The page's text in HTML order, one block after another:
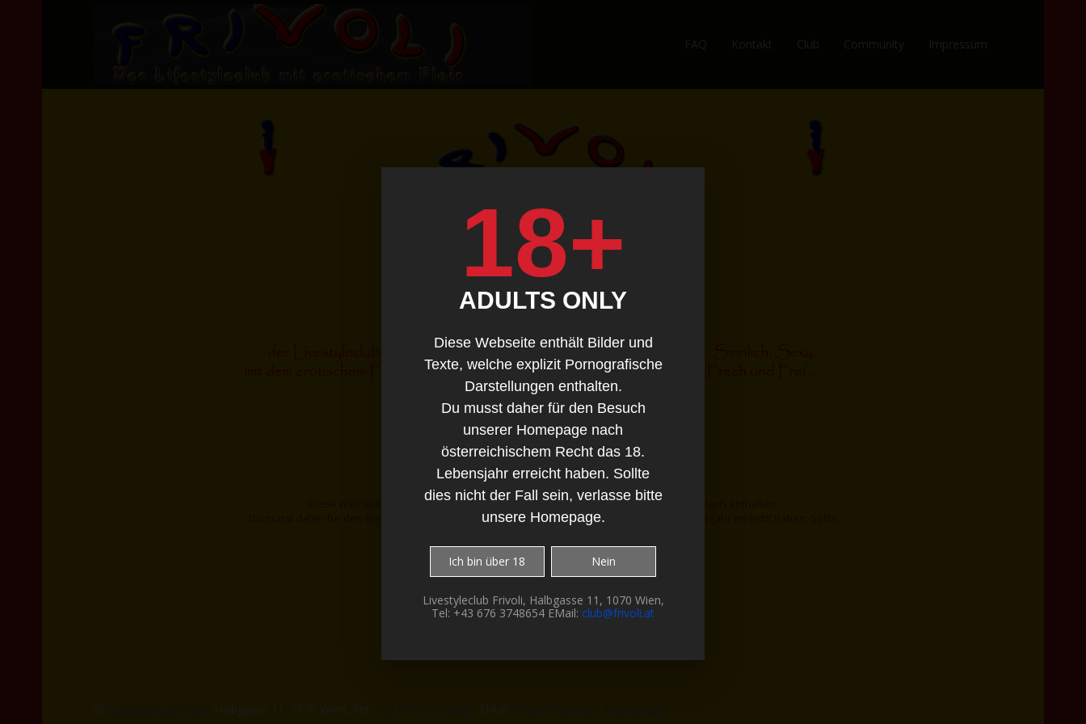
FAQ Kontakt Club Community Impressum
Diese Webseite enthält Bilder und Texte, welche explizit Pornografische Darstellungen enthalten.
Du musst daher für den Besuch unserer Homepage nach österreichischem Recht das 18. Lebensjahr erreicht haben. Sollte
© , Halbgasse 11, 1070 Wien, Tel: , EMail: -
18+
ADULTS ONLY
Diese Webseite enthält Bilder und
Texte, welche explizit Pornografische
Darstellungen enthalten.
Du musst daher für den Besuch
unserer Homepage nach
österreichischem Recht das 18.
Lebensjahr erreicht haben. Sollte
dies nicht der Fall sein, verlasse bitte
unsere Homepage.
Ich bin über 18 Nein
Livestyleclub Frivoli, Halbgasse 11, 1070 Wien,
Tel: +43 676 3748654 EMail: club@frivoli.at